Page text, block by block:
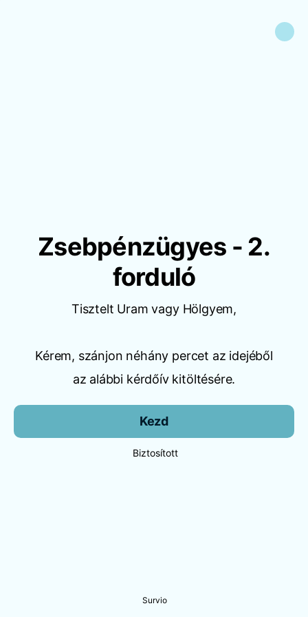
Zsebpénzügyes - 2.
forduló
Tisztelt Uram vagy Hölgyem,
Kérem, szánjon néhány percet az idejéből
az alábbi kérdőív kitöltésére.
Kezd
Biztosított
Survio